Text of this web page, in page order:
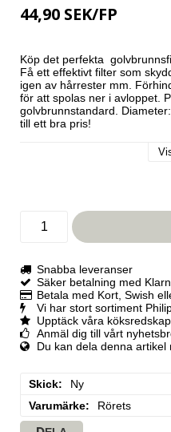
44,90 SEK/FP
Köp det perfekta
Få ett effektivt filter som
igen av hårrester mm.
för att spolas ner i avloppet.
golvbrunnstandard.
till ett bra pris!
Snabba leveranser
Säker betalning med
Betala med Kort, Swish
Vi har stort sortiment
Upptäck våra köksredskap
Anmäl dig till vårt
Du kan dela denna artikel
Skick
Ny
Varumärke
Rörets